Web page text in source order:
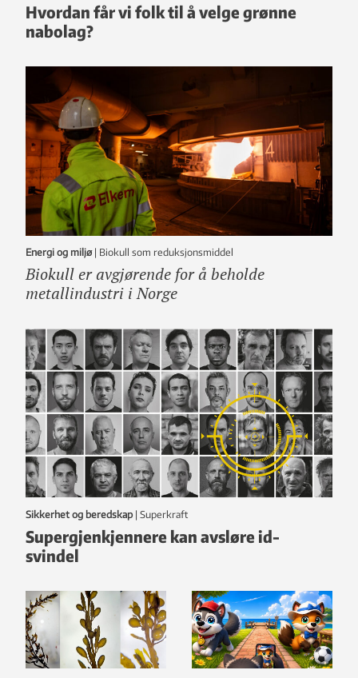
Hvordan får vi folk til å velge grønne
nabolag?
Energi og miljø | Biokull som reduksjonsmiddel
Biokull er avgjørende for å beholde
metallindustri i Norge
Sikkerhet og beredskap | Superkraft
Supergjenkjennere kan avsløre id-
svindel